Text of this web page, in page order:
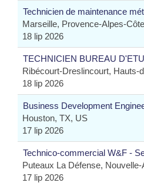
Technicien de maintenance
Marseille, Provence-Alpes-
18 lip 2026
TECHNICIEN BUREAU
Ribécourt-Dreslincourt, Hauts-
18 lip 2026
Business Development
Houston, TX, US
17 lip 2026
Technico-commercial W&F -
Puteaux La Défense, Nouvelle-
17 lip 2026